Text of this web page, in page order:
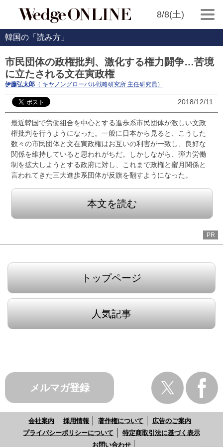
8/8(土)
韓国の「読み方」
市民団体の政権批判、激化する権力闘争…苦境
に立たされる文在寅政権
伊藤弘太郎 （ キヤノングローバル戦略研究所 主任研究員）
2018/12/11
最近韓国で労働組合を中心とする進歩系市民団体が激しい文政
権批判を行うようになった。一般に日本から見ると、こうした
数々の市民団体と文在寅政権はお互いの利害が一致し、良好な
関係を維持していると思われがちだ。しかしながら、弾力労働
制を拡大しようとする政府に対し、これまで政権と蜜月関係と
言われてきた三大進歩系団体が反旗を翻すようになった。
本文を読む
PR
トップページ
人気記事
メルマガ登録
会社案内 採用情報 著作権について
広告のご案内
プライバシーポリシーについて
特定商取引法に基づく表示
お問い合わせ